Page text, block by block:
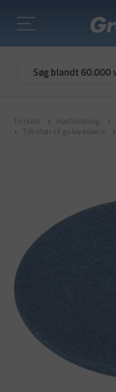
Forside Husholdning
Tilbehør til gulvvaskere